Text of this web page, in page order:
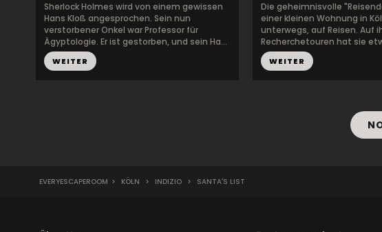
Sherlock Holmes wird von einem gewissen
Hans Kloß angesprochen. Sein nun
verstorbener Onkel war Professor für
Ägyptologie. Er ist gestorben, und sein Ha...
WEITER
Die geheimnisvolle
einer kleinen Wohnung in
unterwegs, auf Reisen. Auf
Recherchetouren hat sie
WEITER
EVERYESCAPEROOM > KÖLN > INDIZIO > SANTA'S LIST